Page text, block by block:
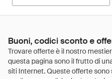
Buoni, codici sconto e